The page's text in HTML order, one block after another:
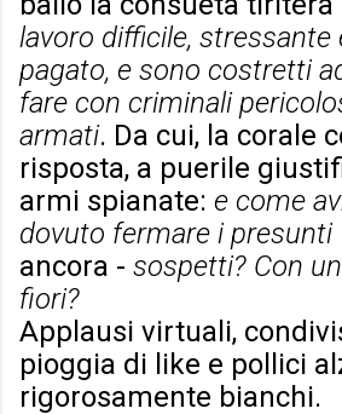
lavoro difficile, stressante
pagato, e sono costretti
fare con criminali
armati. Da cui, la corale
risposta, a puerile
armi spianate: e come
dovuto fermare i presunti
ancora - sospetti? Con
fiori?
Applausi virtuali,
pioggia di like e pollici
rigorosamente bianchi.